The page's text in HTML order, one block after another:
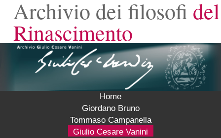
Archivio dei filosofi del
Rinascimento
Home
Giordano Bruno
Tommaso Campanella
Giulio Cesare Vanini